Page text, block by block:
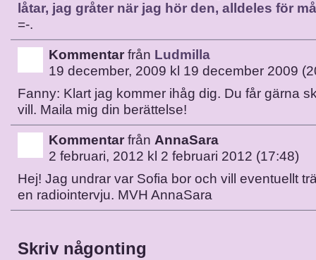
låtar, jag gråter när jag hör den, alldeles för
=-.
Kommentar från Ludmilla
19 december, 2009 kl 19 december 2009
Fanny: Klart jag kommer ihåg dig. Du får gärna
vill. Maila mig din berättelse!
Kommentar från AnnaSara
2 februari, 2012 kl 2 februari 2012 (17:48)
Hej! Jag undrar var Sofia bor och vill eventuellt
en radiointervju. MVH AnnaSara
Skriv någonting